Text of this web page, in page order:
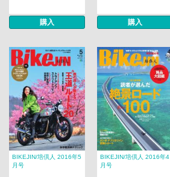
購入 購入
BIKEJIN/培倶人 2016年5
月号
BIKEJIN/培倶人 2016年4
月号